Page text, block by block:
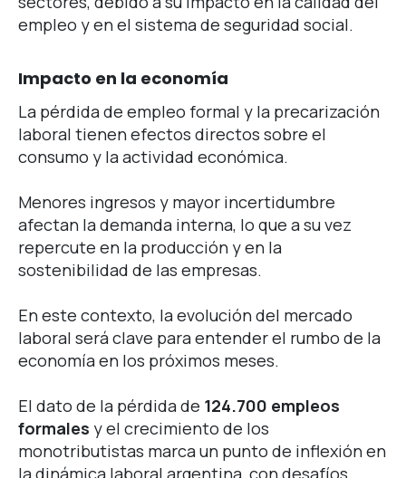
empleo y en el sistema de seguridad social.
Impacto en la economía
La pérdida de empleo formal y la precarización
laboral tienen efectos directos sobre el
consumo y la actividad económica.
Menores ingresos y mayor incertidumbre
afectan la demanda interna, lo que a su vez
repercute en la producción y en la
sostenibilidad de las empresas.
En este contexto, la evolución del mercado
laboral será clave para entender el rumbo de la
economía en los próximos meses.
El dato de la pérdida de 124.700 empleos
formales y el crecimiento de los
monotributistas marca un punto de inflexión en
la dinámica laboral argentina, con desafíos